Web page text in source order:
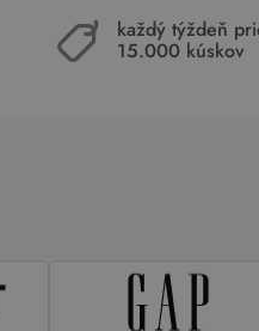
každý týždeň
15.000 kúskov